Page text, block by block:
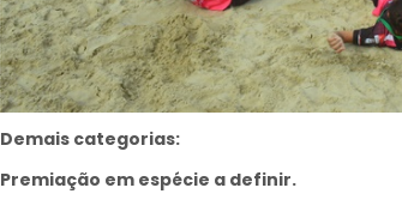
Demais categorias:
Premiação em espécie a definir.